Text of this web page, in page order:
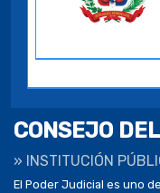
CONSEJO
» INSTITUCIÓN
El Poder Judicial es uno